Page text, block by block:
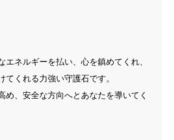
エネルギーを払い、心を鎮めてくれ、
てくれる力強い守護石です。
め、安全な方向へとあなたを導いてく